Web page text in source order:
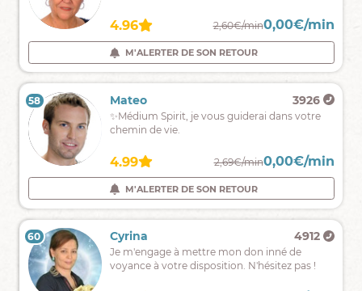
4.90 0,00€/min
M'ALERTER DE SON RETOUR
4.96 2,60€/min0,00€/min
M'ALERTER DE SON RETOUR
57 Mirramar
705
Votre
voix
que
mes
supports
me
dévoilent
avenir.
4.40 0,00€/min
M'ALERTER DE SON RETOUR
58 Mateo 3926
✨Médium Spirit, je vous guiderai dans votre
chemin de vie.
4.99 2,69€/min0,00€/min
M'ALERTER DE SON RETOUR
59 Jennie
7780
Médium
de
60 Cyrina 4912
Je m'engage à mettre mon don inné de
voyance à votre disposition. N'hésitez pas !